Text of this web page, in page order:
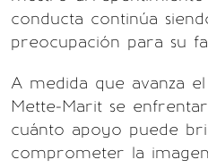
conducta continúa
preocupación para su
A medida que avanza
Mette-Marit se
cuánto apoyo puede
comprometer la